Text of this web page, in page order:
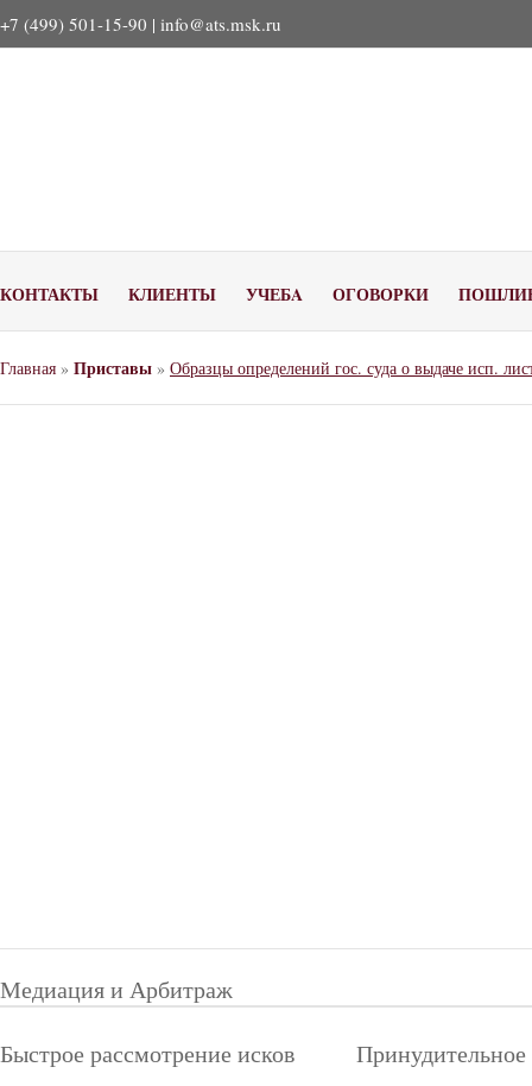
+7 (499) 501-15-90 | info@ats.msk.ru
КОНТАКТЫ КЛИЕНТЫ УЧЕБA ОГОВОРКИ
Главная » Приставы » Образцы определений гос. суда о выдаче исп.
Медиация и Арбитраж
Быстрое рассмотрение исков